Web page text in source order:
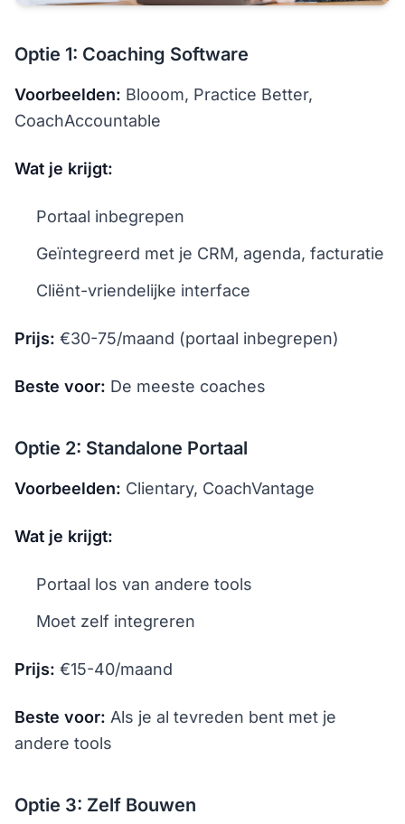
Optie 1: Coaching Software
Voorbeelden: Blooom, Practice Better,
CoachAccountable
Wat je krijgt:
Portaal inbegrepen
Geïntegreerd met je CRM, agenda, facturatie
Cliënt-vriendelijke interface
Prijs: €30-75/maand (portaal inbegrepen)
Beste voor: De meeste coaches
Optie 2: Standalone Portaal
Voorbeelden: Clientary, CoachVantage
Wat je krijgt:
Portaal los van andere tools
Moet zelf integreren
Prijs: €15-40/maand
Beste voor: Als je al tevreden bent met je
andere tools
Optie 3: Zelf Bouwen